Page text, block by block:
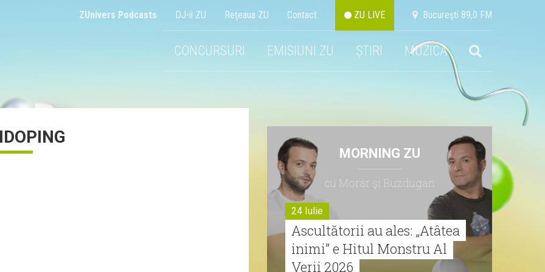
ZUnivers Podcasts DJ-ii ZU Reţeaua ZU Contact ZU LIVE Bucureşti 89,0 FM
CONCURSURI EMISIUNI ZU ȘTIRI MUZICA
MORNING ZU
cu Morar şi Buzdugan
24 Iulie
Ascultătorii au ales: „Atâtea
inimi” e Hitul Monstru Al
Verii 2026